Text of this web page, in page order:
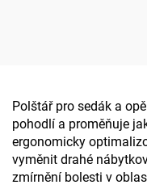
Polštář pro sedák a
pohodlí a proměňuje
ergonomicky
vyměnit drahé
zmírnění bolesti v